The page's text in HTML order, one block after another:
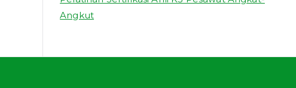
Angkut